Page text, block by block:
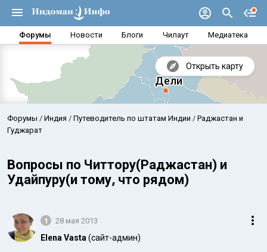
Форумы Новости Блоги Чилаут Медиатека
Открыть карту
Аравийское море
Форумы Индия Путеводитель по штатам Индии
Раджастан и
Гуджарат
Вопросы по Читтору(Раджастан) и
Удайпуру(и тому, что рядом)
1 28 мая 2013
Elena Vasta (сайт-админ)